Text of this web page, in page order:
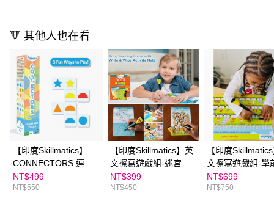
🔻 其他人也在看
【印度Skillmatics】
CONNECTORS 連連
看益智桌遊-形狀顏色
認知款
NT$499
NT$550
【印度Skillmatics】英
文擦寫遊戲組-迷宮與
連連看
NT$399
NT$450
【印度
文擦寫遊戲組-學
習豪華組
NT$699
NT$750